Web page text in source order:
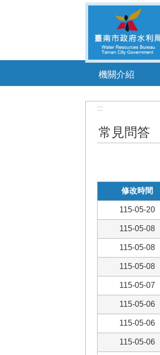
機關介紹
:::
常見問答
修改時間
115-05-20
115-05-08
115-05-08
115-05-08
115-05-07
115-05-06
115-05-06
115-05-06